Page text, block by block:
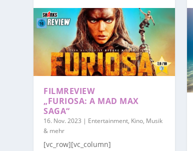
FILMREVIEW
„FURIOSA: A MAD MAX
SAGA“
16. Nov. 2023 | Entertainment, Kino, Musik
& mehr
[vc_row][vc_column]